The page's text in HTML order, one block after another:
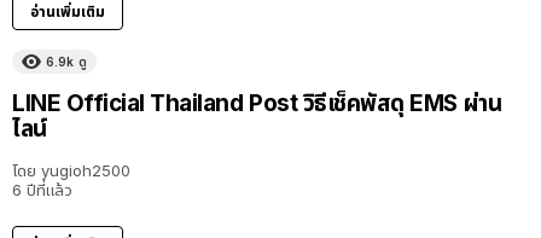
อ่านเพิ่มเติม
6.9k ดู
LINE Official Thailand Post วิธีเช็คพัสดุ EMS ผ่าน
ไลน์
โดย yugioh2500
6 ปีที่แล้ว